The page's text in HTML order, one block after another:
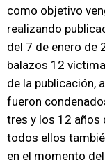
como objetivo
realizando
del 7 de enero de
balazos 12
de la publicación,
fueron
tres y los 12 años
todos ellos
en el momento